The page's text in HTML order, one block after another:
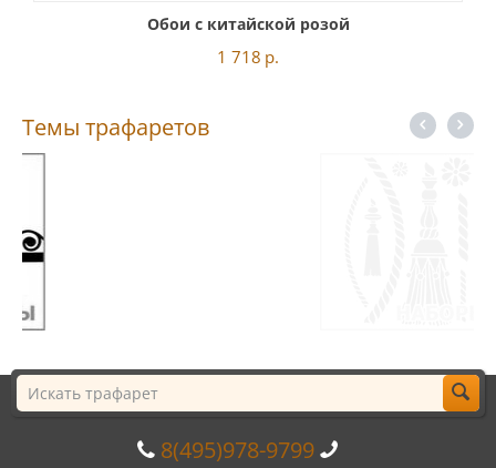
Обои с китайской розой
1 718 р.
Темы трафаретов
8(495)978-9799